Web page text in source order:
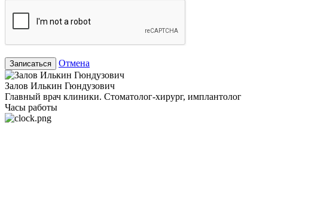
Записаться Отмена
Залов Илькин Гюндузович
Главный врач клиники. Стоматолог-хирург, имплантолог
Часы работы